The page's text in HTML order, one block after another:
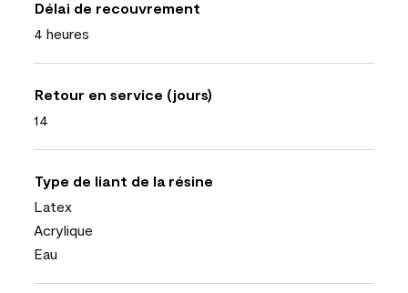
Délai de recouvrement
4 heures
Retour en service (jours)
14
Type de liant de la résine
Latex
Acrylique
Eau